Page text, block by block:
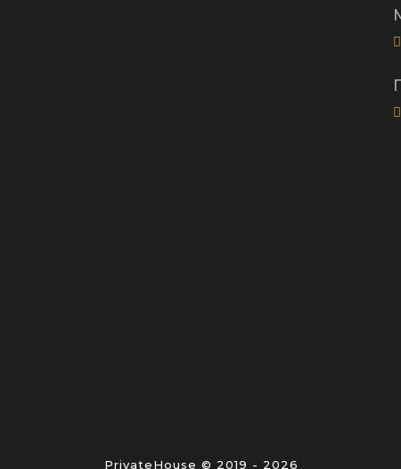
PrivateHouse © 2019 - 2026